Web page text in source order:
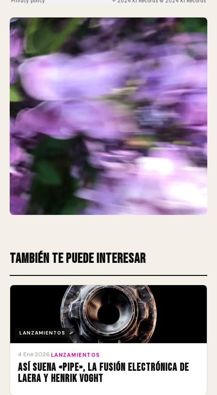
También te puede interesar
LANZAMIENTOS
4 Ene 2026 LANZAMIENTOS
Así suena «Pipe», la fusión electrónica de
Laera y Henrik Voght